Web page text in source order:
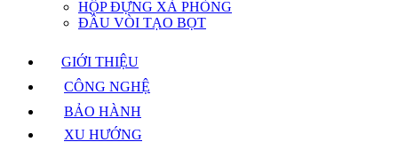
HỘP ĐỰNG XÀ PHÒNG
ĐẦU VÒI TẠO BỌT
GIỚI THIỆU
CÔNG NGHỆ
BẢO HÀNH
XU HƯỚNG